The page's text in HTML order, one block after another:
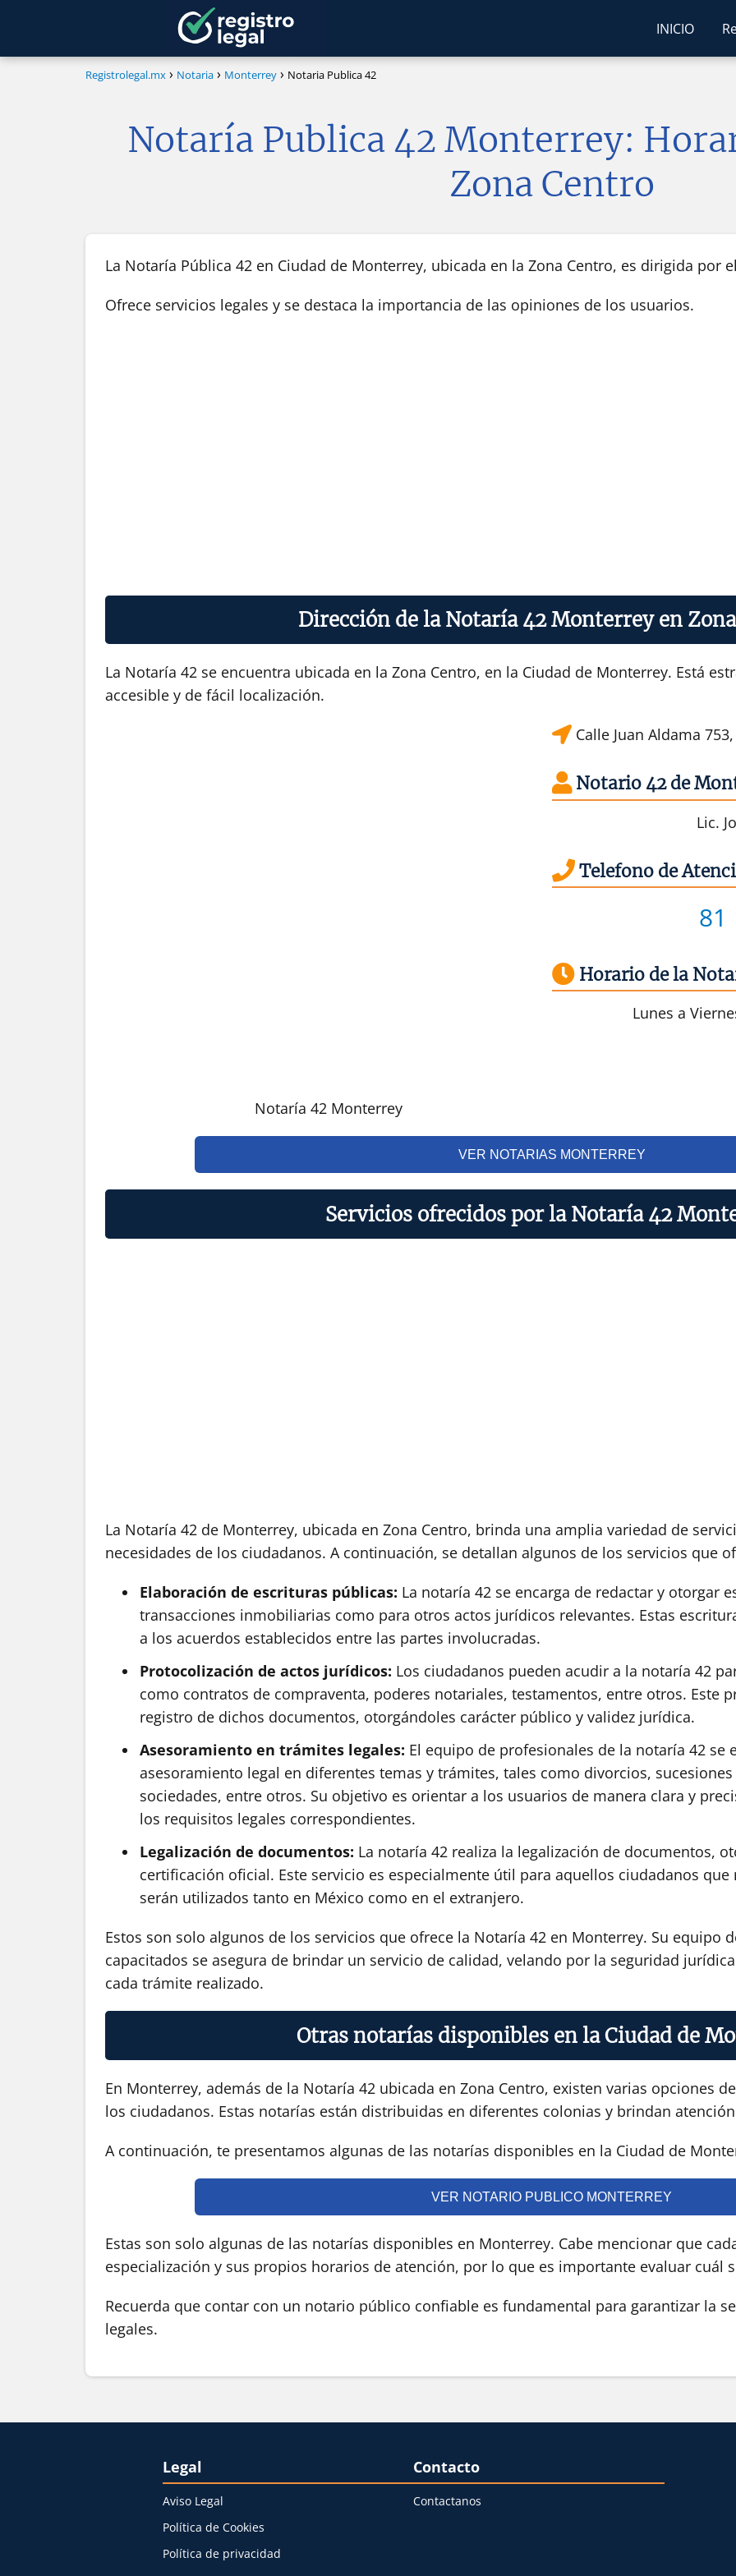
INICIO
Registrolegal.mx Notaria Monterrey Notaria Publica 42
Notaría Publica 42 Monterrey:
Zona Centro
La Notaría Pública 42 en Ciudad de Monterrey, ubicada en la Zona Centro, es dirigida por el
Ofrece servicios legales y se destaca la importancia de las opiniones de los usuarios.
Dirección de la Notaría 42 Monterrey en
La Notaría 42 se encuentra ubicada en la Zona Centro, en la Ciudad de Monterrey. Está
accesible y de fácil localización.
Notaría 42 Monterrey
Calle Juan Aldama
Notario 42 de
Lic.
Telefono de
81
Horario de la
Lunes a
VER NOTARIAS MONTERREY
Servicios ofrecidos por la Notaría 42
La Notaría 42 de Monterrey, ubicada en Zona Centro, brinda una amplia variedad de
necesidades de los ciudadanos. A continuación, se detallan algunos de los servicios que
Elaboración de escrituras públicas: La notaría 42 se encarga de redactar y otorgar
transacciones inmobiliarias como para otros actos jurídicos relevantes. Estas
a los acuerdos establecidos entre las partes involucradas.
Protocolización de actos jurídicos: Los ciudadanos pueden acudir a la notaría 42
como contratos de compraventa, poderes notariales, testamentos, entre otros. Este
registro de dichos documentos, otorgándoles carácter público y validez jurídica.
Asesoramiento en trámites legales: El equipo de profesionales de la notaría 42
asesoramiento legal en diferentes temas y trámites, tales como divorcios,
sociedades, entre otros. Su objetivo es orientar a los usuarios de manera clara y
los requisitos legales correspondientes.
Legalización de documentos: La notaría 42 realiza la legalización de documentos,
certificación oficial. Este servicio es especialmente útil para aquellos ciudadanos
serán utilizados tanto en México como en el extranjero.
Estos son solo algunos de los servicios que ofrece la Notaría 42 en Monterrey. Su equipo
capacitados se asegura de brindar un servicio de calidad, velando por la seguridad
cada trámite realizado.
Otras notarías disponibles en la Ciudad de
En Monterrey, además de la Notaría 42 ubicada en Zona Centro, existen varias opciones
los ciudadanos. Estas notarías están distribuidas en diferentes colonias y brindan
A continuación, te presentamos algunas de las notarías disponibles en la Ciudad de
VER NOTARIO PUBLICO MONTERREY
Estas son solo algunas de las notarías disponibles en Monterrey. Cabe mencionar que
especialización y sus propios horarios de atención, por lo que es importante evaluar cuál
Recuerda que contar con un notario público confiable es fundamental para garantizar la
legales.
Legal
Aviso Legal
Política de Cookies
Política de privacidad
Contacto
Contactanos